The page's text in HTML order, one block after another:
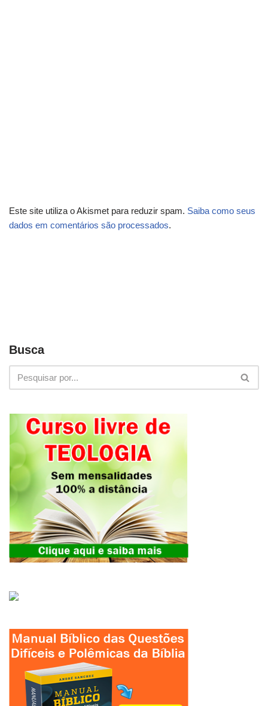
Este site utiliza o Akismet para reduzir spam. Saiba como seus
dados em comentários são processados.
Busca